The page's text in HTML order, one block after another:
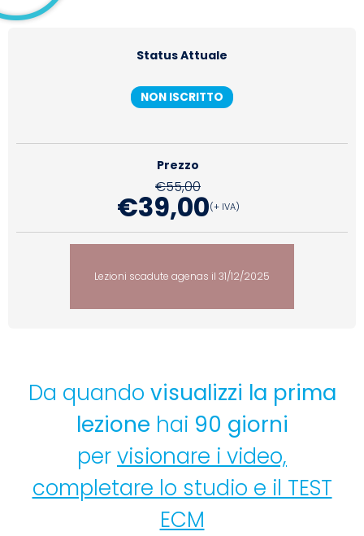
Status Attuale
NON ISCRITTO
Prezzo
€55,00
€39,00(+ IVA)
Lezioni scadute agenas il 31/12/2025
Da quando visualizzi la prima
lezione hai 90 giorni
pervisionare i video,
completare lo studio e il TEST
ECM